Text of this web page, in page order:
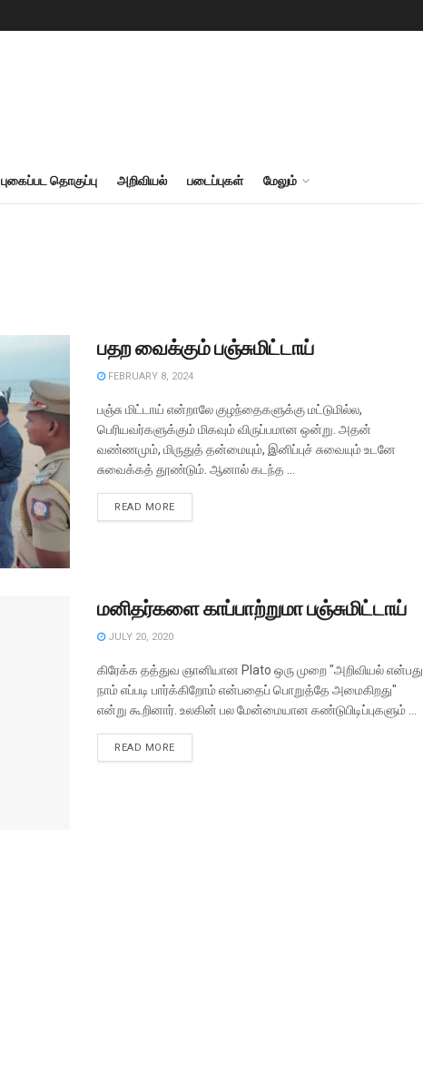
புகைப்பட தொகுப்பு அறிவியல் படைப்புகள் மேலும்
பதற வைக்கும் பஞ்சுமிட்டாய்
FEBRUARY 8, 2024
பஞ்சு மிட்டாய் என்றாலே குழந்தைகளுக்கு மட்டுமில்ல,
பெரியவர்களுக்கும் மிகவும் விருப்பமான ஒன்று. அதன்
வண்ணமும், மிருதுத் தன்மையும், இனிப்புச் சுவையும் உடனே
சுவைக்கத் தூண்டும். ஆனால் கடந்த ...
READ MORE
மனிதர்களை காப்பாற்றுமா பஞ்சுமிட்டாய்
JULY 20, 2020
கிரேக்க தத்துவ ஞானியான Plato ஒரு முறை "அறிவியல் என்பது
நாம் எப்படி பார்க்கிறோம் என்பதைப் பொறுத்தே அமைகிறது"
என்று கூறினார். உலகின் பல மேன்மையான கண்டுபிடிப்புகளும் ...
READ MORE